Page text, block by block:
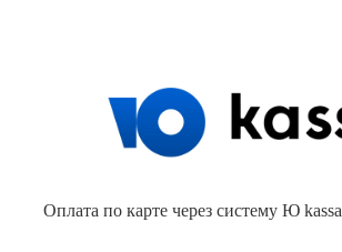
Оплата по карте через систему Ю kassa